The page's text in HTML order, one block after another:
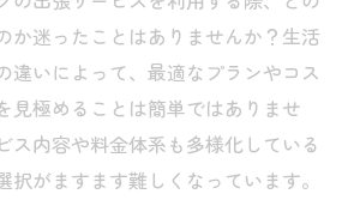
か迷ったことはありませんか？生活
違いによって、最適なプランやコス
見極めることは簡単ではありませ
ス内容や料金体系も多様化している
択がますます難しくなっています。